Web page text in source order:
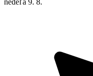
nedeľa 9. 8.